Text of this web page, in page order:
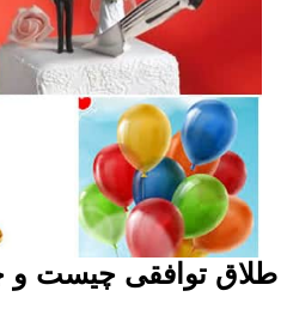
طلاق توافقی چیست و